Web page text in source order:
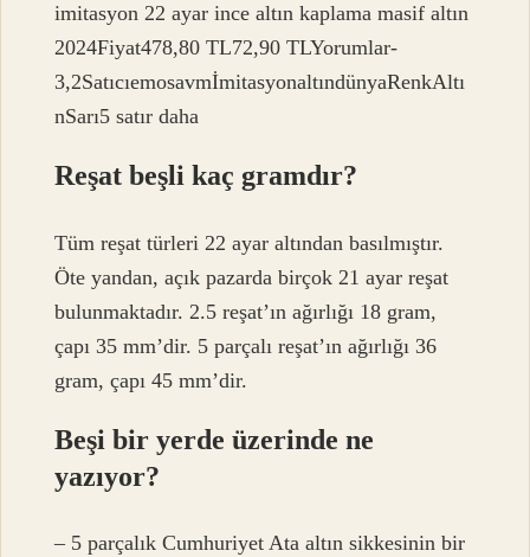
imitasyon 22 ayar ince altın kaplama masif altın
2024Fiyat478,80 TL72,90 TLYorumlar-
3,2SatıcıemosavmİmitasyonaltındünyaRenkAltı
nSarı5 satır daha
Reşat beşli kaç gramdır?
Tüm reşat türleri 22 ayar altından basılmıştır.
Öte yandan, açık pazarda birçok 21 ayar reşat
bulunmaktadır. 2.5 reşat’ın ağırlığı 18 gram,
çapı 35 mm’dir. 5 parçalı reşat’ın ağırlığı 36
gram, çapı 45 mm’dir.
Beşi bir yerde üzerinde ne
yazıyor?
– 5 parçalık Cumhuriyet Ata altın sikkesinin bir